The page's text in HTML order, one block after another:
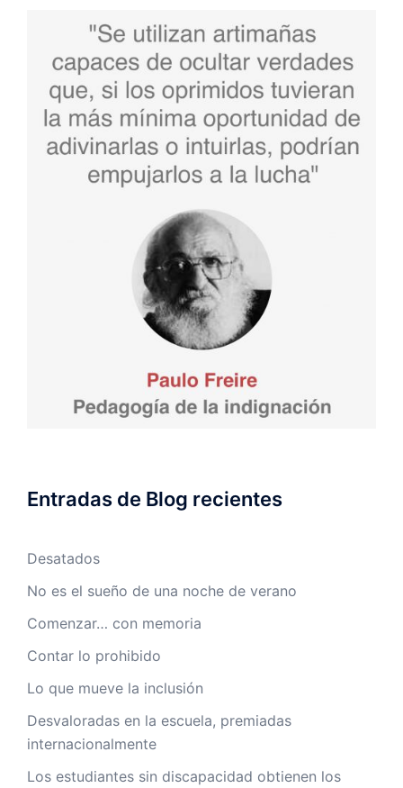
Entradas de Blog recientes
Desatados
No es el sueño de una noche de verano
Comenzar… con memoria
Contar lo prohibido
Lo que mueve la inclusión
Desvaloradas en la escuela, premiadas
internacionalmente
Los estudiantes sin discapacidad obtienen los